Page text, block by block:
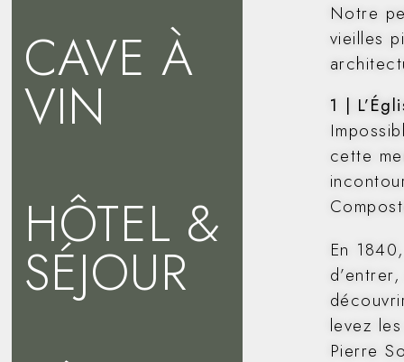
CAVE À
VIN
HÔTEL &
SÉJOUR
Notre
vieilles
1 |
cette
En
levez
Pierre